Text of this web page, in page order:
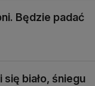
Będzie padać
się biało, śniegu